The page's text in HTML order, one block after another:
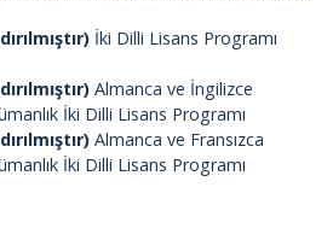
İki Dilli Lisans Programı
Almanca ve İngilizce
İki Dilli Lisans Programı
Almanca ve Fransızca
İki Dilli Lisans Programı